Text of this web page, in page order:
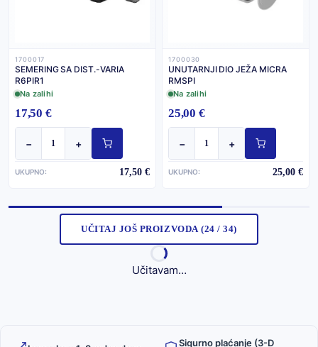
1700017
SEMERING SA DIST.-VARIA
R6PIR1
Na zalihi
17,50 €
− +
UKUPNO: 17,50 €
1700030
UNUTARNJI DIO JEŽA MICRA
RMSPI
Na zalihi
25,00 €
− +
UKUPNO: 25,00 €
UČITAJ JOŠ PROIZVODA (24 / 34)
Učitavam…
Sigurno plaćanje (3-D